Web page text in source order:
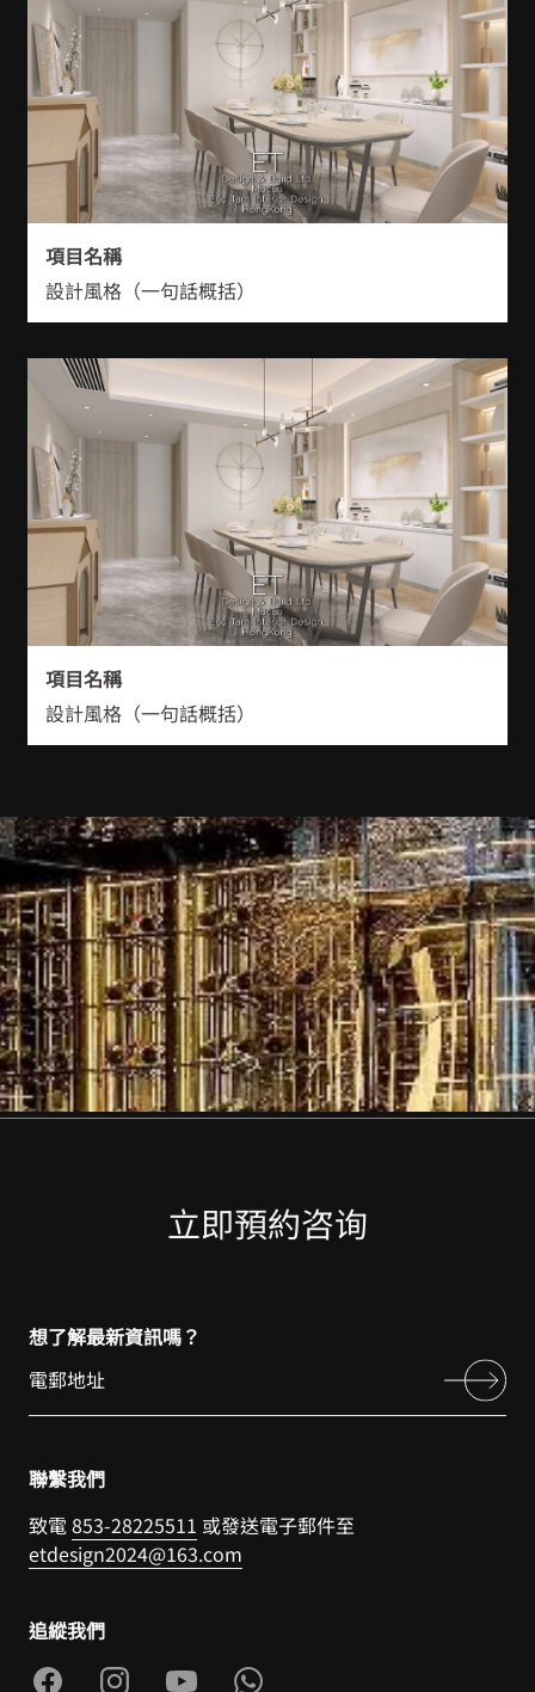
項目名稱
設計風格（一句話概括）
項目名稱
設計風格（一句話概括）
立即預約咨询
想了解最新資訊嗎？
聯繫我們
致電853-28225511 或發送電子郵件至
etdesign2024@163.com
追縱我們